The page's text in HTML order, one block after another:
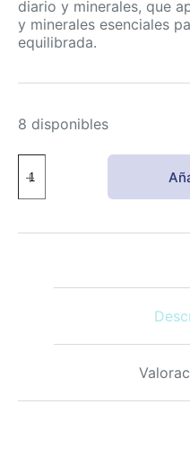
diario y minerales, que
y minerales esenciales
equilibrada.
8 disponibles
One-
Daily
+
esenciales